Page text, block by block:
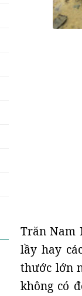
Trăn Nam
lầy hay
thước lớn
không có